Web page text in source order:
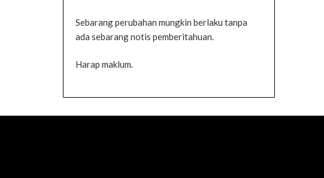
Sebarang perubahan mungkin berlaku tanpa
ada sebarang notis pemberitahuan.
Harap maklum.